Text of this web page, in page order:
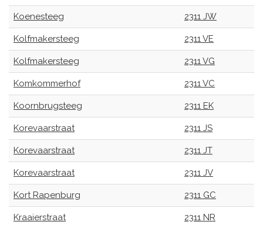
Koenesteeg 2311 JW
Kolfmakersteeg 2311 VE
Kolfmakersteeg 2311 VG
Komkommerhof 2311 VC
Koornbrugsteeg 2311 EK
Korevaarstraat 2311 JS
Korevaarstraat 2311 JT
Korevaarstraat 2311 JV
Kort Rapenburg 2311 GC
Kraaierstraat 2311 NR